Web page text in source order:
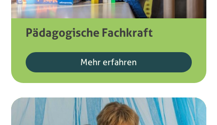
Pädagogische Fachkraft
Mehr erfahren